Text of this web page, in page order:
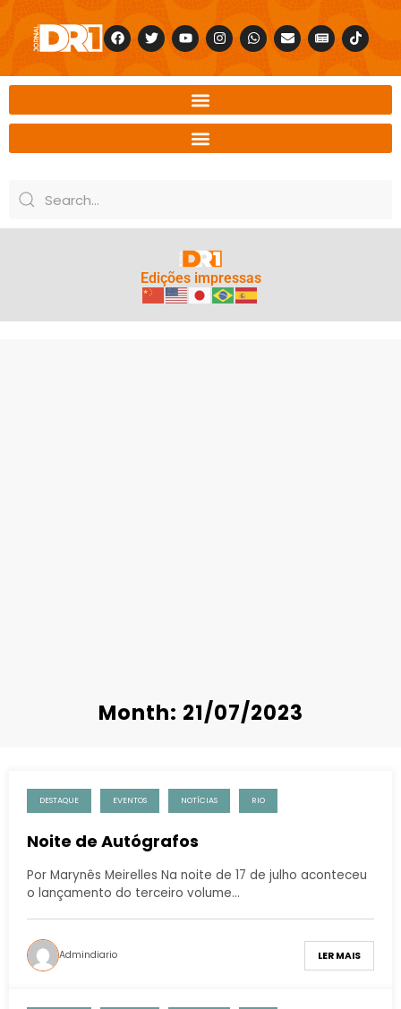
Edições impressas
Month: 21/07/2023
DESTAQUE EVENTOS NOTÍCIAS RIO
Noite de Autógrafos
Por Marynês Meirelles Na noite de 17 de julho aconteceu
o lançamento do terceiro volume…
Admindiario LER MAIS